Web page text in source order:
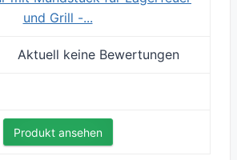
und Grill -...
Aktuell keine Bewertungen
Produkt ansehen